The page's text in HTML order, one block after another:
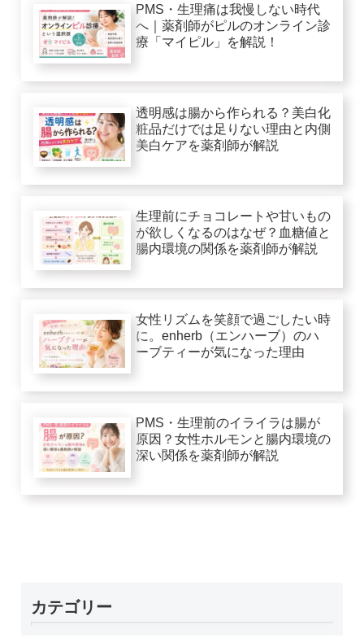
PMS・生理痛は我慢しない時代
へ｜薬剤師がピルのオンライン診
療「マイピル」を解説！
透明感は腸から作られる？美白化
粧品だけでは足りない理由と内側
美白ケアを薬剤師が解説
生理前にチョコレートや甘いもの
が欲しくなるのはなぜ？血糖値と
腸内環境の関係を薬剤師が解説
女性リズムを笑顔で過ごしたい時
に。enherb（エンハーブ）のハ
ーブティーが気になった理由
PMS・生理前のイライラは腸が
原因？女性ホルモンと腸内環境の
深い関係を薬剤師が解説
カテゴリー